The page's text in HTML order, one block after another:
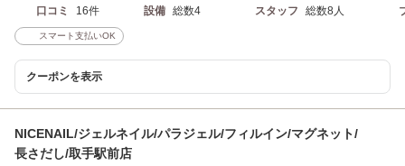
口コミ 16件 設備 総数4 スタッフ 総数8人
スマート支払いOK
クーポンを表示
NICENAIL/ジェルネイル/パラジェル/フィルイン/マグネット/
長さだし/取手駅前店